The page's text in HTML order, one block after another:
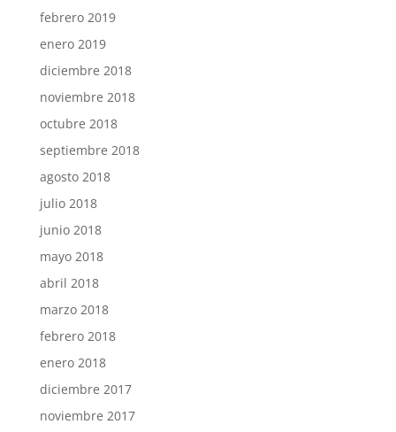
febrero 2019
enero 2019
diciembre 2018
noviembre 2018
octubre 2018
septiembre 2018
agosto 2018
julio 2018
junio 2018
mayo 2018
abril 2018
marzo 2018
febrero 2018
enero 2018
diciembre 2017
noviembre 2017